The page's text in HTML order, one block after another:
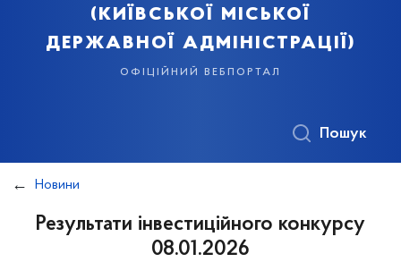
(київської міської
державної адміністрації)
офіційний вебпортал
Пошук
Новини
Результати інвестиційного конкурсу
08.01.2026